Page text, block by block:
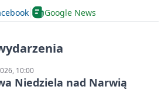
Google News
10:00
Niedziela nad Narwią